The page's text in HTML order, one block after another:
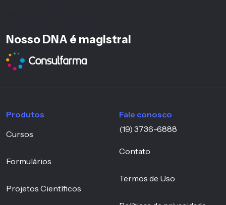
Nosso DNA é magistral
Produtos
Cursos
Formulários
Projetos Científicos
Fale conosco
(19) 3736-6888
Contato
Termos de Uso